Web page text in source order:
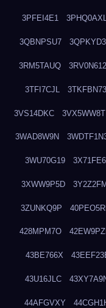
3PFEI4E1
3QBNPSU7
3RM5TAUQ 3RV0N612
3TFI7CJL 3TKFBN73
3VS14DKC 3VX5WW8T
3WAD8W9N
3WU70G19
3XWW9P5D
3ZUNKQ9P
428MPM7O
43BE766X
43U16JLC
44AFGVXY